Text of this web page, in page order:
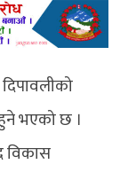
भएको छ ।
विकास